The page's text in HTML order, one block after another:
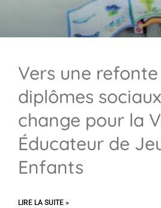
Vers une
diplômes
change pour la
Éducateur de
Enfants
LIRE LA SUITE »